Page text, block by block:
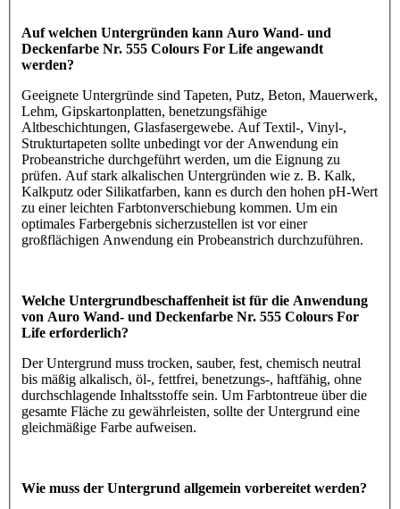
Auf welchen Untergründen kann Auro Wand- und
Deckenfarbe Nr. 555 Colours For Life angewandt
werden?
Geeignete Untergründe sind Tapeten, Putz, Beton, Mauerwerk,
Lehm, Gipskartonplatten, benetzungsfähige
Altbeschichtungen, Glasfasergewebe. Auf Textil-, Vinyl-,
Strukturtapeten sollte unbedingt vor der Anwendung ein
Probeanstriche durchgeführt werden, um die Eignung zu
prüfen. Auf stark alkalischen Untergründen wie z. B. Kalk,
Kalkputz oder Silikatfarben, kann es durch den hohen pH-Wert
zu einer leichten Farbtonverschiebung kommen. Um ein
optimales Farbergebnis sicherzustellen ist vor einer
großflächigen Anwendung ein Probeanstrich durchzuführen.
Welche Untergrundbeschaffenheit ist für die Anwendung
von Auro Wand- und Deckenfarbe Nr. 555 Colours For
Life erforderlich?
Der Untergrund muss trocken, sauber, fest, chemisch neutral
bis mäßig alkalisch, öl-, fettfrei, benetzungs-, haftfähig, ohne
durchschlagende Inhaltsstoffe sein. Um Farbtontreue über die
gesamte Fläche zu gewährleisten, sollte der Untergrund eine
gleichmäßige Farbe aufweisen.
Wie muss der Untergrund allgemein vorbereitet werden?